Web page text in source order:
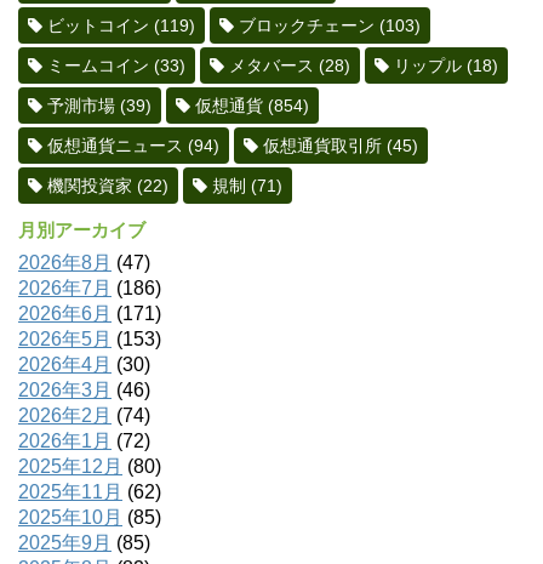
ビットコイン (119) ブロックチェーン (103)
ミームコイン (33) メタバース (28) リップル (18)
予測市場 (39) 仮想通貨 (854)
仮想通貨ニュース (94) 仮想通貨取引所 (45)
機関投資家 (22) 規制 (71)
月別アーカイブ
2026年8月 (47)
2026年7月 (186)
2026年6月 (171)
2026年5月 (153)
2026年4月 (30)
2026年3月 (46)
2026年2月 (74)
2026年1月 (72)
2025年12月 (80)
2025年11月 (62)
2025年10月 (85)
2025年9月 (85)